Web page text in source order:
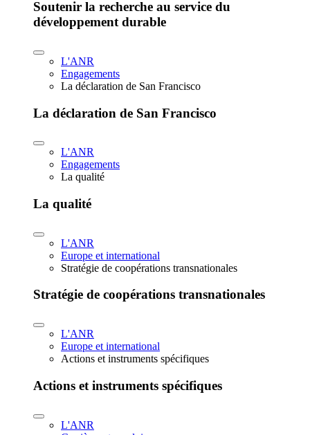
Soutenir la recherche au service du
développement durable
L'ANR
Engagements
La déclaration de San Francisco
La déclaration de San Francisco
L'ANR
Engagements
La qualité
La qualité
L'ANR
Europe et international
Stratégie de coopérations transnationales
Stratégie de coopérations transnationales
L'ANR
Europe et international
Actions et instruments spécifiques
Actions et instruments spécifiques
L'ANR